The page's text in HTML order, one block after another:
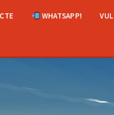
WHATSAPP!